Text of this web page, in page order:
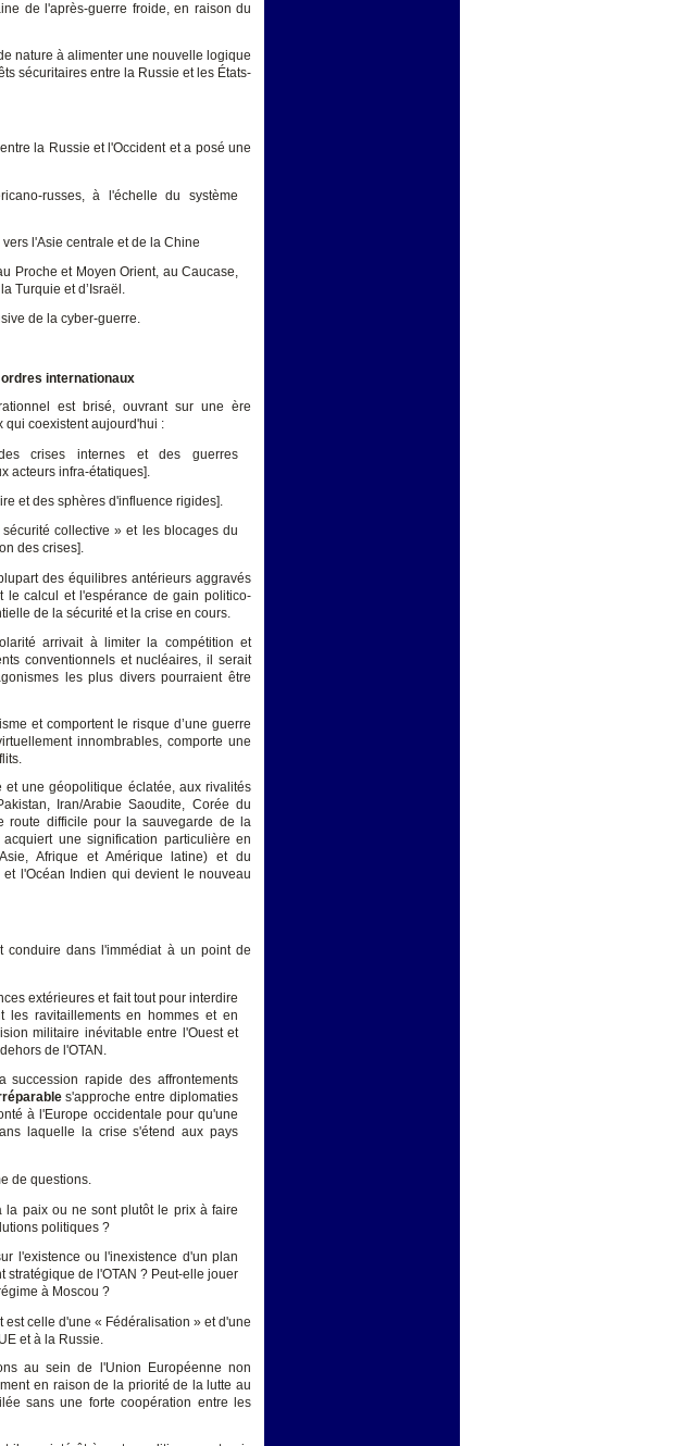
de l'après-guerre froide, en raison du
nature à alimenter une nouvelle logique
sécuritaires entre la Russie et les États-
la Russie et l'Occident et a posé une
russes, à l'échelle du système
l'Asie centrale et de la Chine
Proche et Moyen Orient, au Caucase,
Turquie et d’Israël.
de la cyber-guerre.
internationaux
est brisé, ouvrant sur une ère
qui coexistent aujourd'hui :
crises internes et des guerres
acteurs infra-étatiques].
et des sphères d'influence rigides].
collective » et les blocages du
des crises].
des équilibres antérieurs aggravés
le calcul et l'espérance de gain politico-
de la sécurité et la crise en cours.
arrivait à limiter la compétition et
conventionnels et nucléaires, il serait
les plus divers pourraient être
et comportent le risque d’une guerre
innombrables, comporte une
une géopolitique éclatée, aux rivalités
Iran/Arabie Saoudite, Corée du
route difficile pour la sauvegarde de la
une signification particulière en
Afrique et Amérique latine) et du
l'Océan Indien qui devient le nouveau
conduire dans l'immédiat à un point de
extérieures et fait tout pour interdire
les ravitaillements en hommes et en
militaire inévitable entre l'Ouest et
de l'OTAN.
rapide des affrontements
s'approche entre diplomaties
à l'Europe occidentale pour qu'une
laquelle la crise s'étend aux pays
de questions.
la paix ou ne sont plutôt le prix à faire
politiques ?
l'existence ou l'inexistence d'un plan
stratégique de l'OTAN ? Peut-elle jouer
à Moscou ?
celle d'une « Fédéralisation » et d'une
et à la Russie.
au sein de l'Union Européenne non
en raison de la priorité de la lutte au
sans une forte coopération entre les